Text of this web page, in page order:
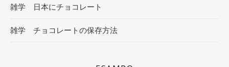
雑学 日本にチョコレート
雑学 チョコレートの保存方法